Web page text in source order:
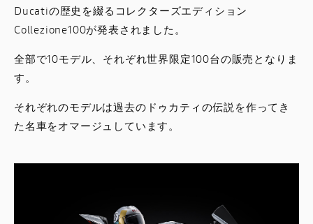
Ducatiの歴史を綴るコレクターズエディション
Collezione100が発表されました。
全部で10モデル、それぞれ世界限定100台の販売となりま
す。
それぞれのモデルは過去のドゥカティの伝説を作ってき
た名車をオマージュしています。